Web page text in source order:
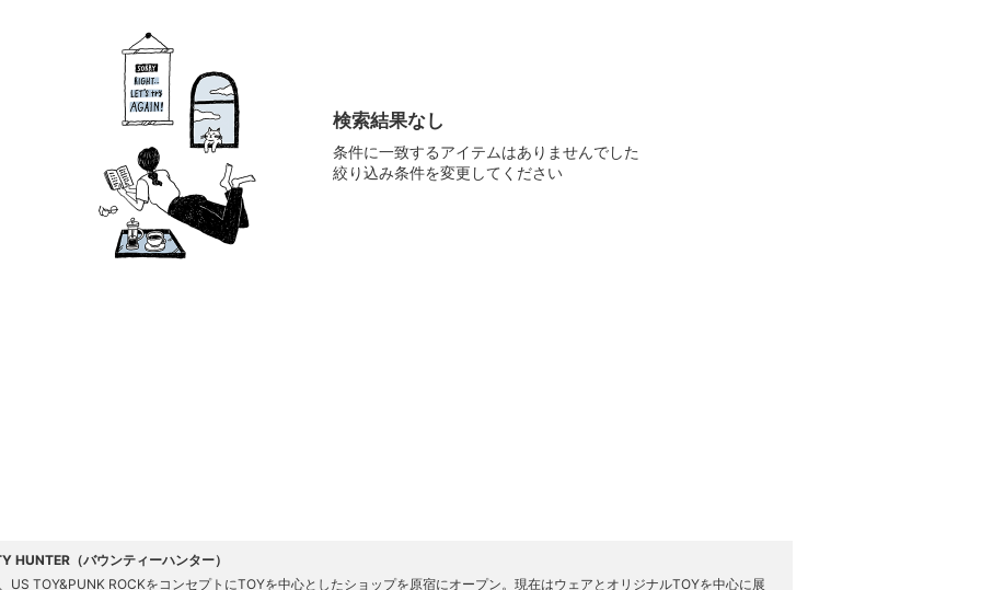
検索結果なし
条件に一致するアイテムはありませんでした
絞り込み条件を変更してください
HUNTER（バウンティーハンター）
US TOY&PUNK ROCKをコンセプトにTOYを中心としたショップを原宿にオープン。現在はウェアとオリジナルTOYを中心に展